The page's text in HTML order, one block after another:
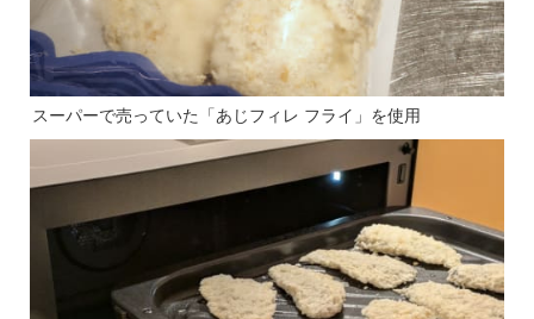
スーパーで売っていた「あじフィレ フライ」を使用